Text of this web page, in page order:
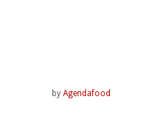
by Agendafood